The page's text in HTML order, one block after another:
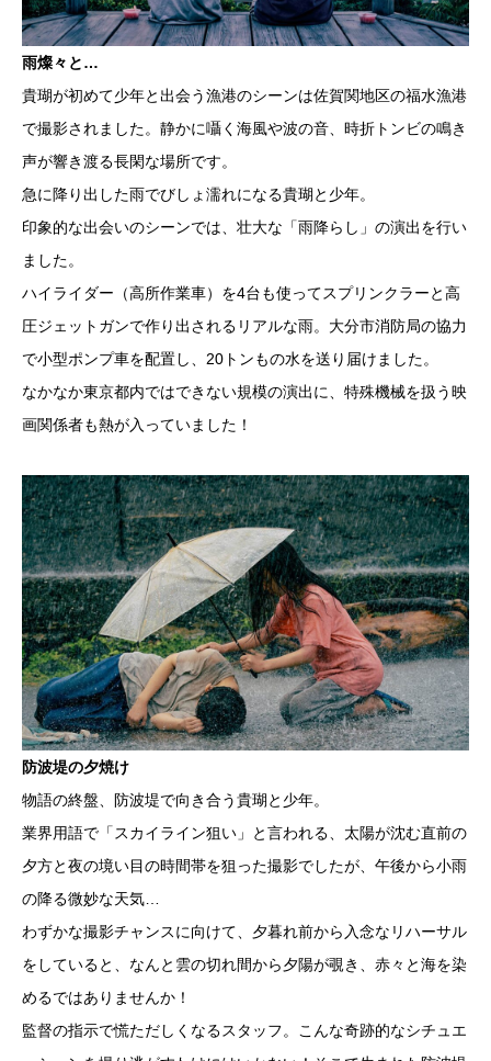
雨燦々と…
貴瑚が初めて少年と出会う漁港のシーンは佐賀関地区の福水漁港
で撮影されました。静かに囁く海風や波の音、時折トンビの鳴き
声が響き渡る長閑な場所です。
急に降り出した雨でびしょ濡れになる貴瑚と少年。
印象的な出会いのシーンでは、壮大な「雨降らし」の演出を行い
ました。
ハイライダー（高所作業車）を4台も使ってスプリンクラーと高
圧ジェットガンで作り出されるリアルな雨。大分市消防局の協力
で小型ポンプ車を配置し、20トンもの水を送り届けました。
なかなか東京都内ではできない規模の演出に、特殊機械を扱う映
画関係者も熱が入っていました！
防波堤の夕焼け
物語の終盤、防波堤で向き合う貴瑚と少年。
業界用語で「スカイライン狙い」と言われる、太陽が沈む直前の
夕方と夜の境い目の時間帯を狙った撮影でしたが、午後から小雨
の降る微妙な天気…
わずかな撮影チャンスに向けて、夕暮れ前から入念なリハーサル
をしていると、なんと雲の切れ間から夕陽が覗き、赤々と海を染
めるではありませんか！
監督の指示で慌ただしくなるスタッフ。こんな奇跡的なシチュエ